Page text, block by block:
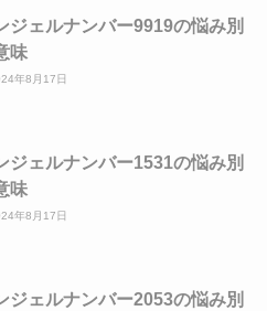
ジェルナンバー9919の悩み別
味
年8月17日
ジェルナンバー1531の悩み別
味
年8月17日
ジェルナンバー2053の悩み別